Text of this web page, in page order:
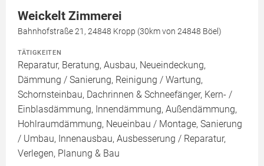
Weickelt Zimmerei
Bahnhofstraße 21, 24848 Kropp (30km von 24848 Böel)
TÄTIGKEITEN
Reparatur, Beratung, Ausbau, Neueindeckung,
Dämmung / Sanierung, Reinigung / Wartung,
Schornsteinbau, Dachrinnen & Schneefänger, Kern- /
Einblasdämmung, Innendämmung, Außendämmung,
Hohlraumdämmung, Neueinbau / Montage, Sanierung
/ Umbau, Innenausbau, Ausbesserung / Reparatur,
Verlegen, Planung & Bau